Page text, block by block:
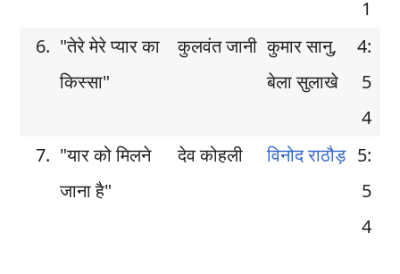
1
6. "तेरे मेरे प्यार का
किस्सा"
कुलवंत जानी कुमार सानु,
बेला सुलाखे
4:
5
4
7. "यार को मिलने
जाना है"
देव कोहली विनोद राठौड़ 5:
5
4